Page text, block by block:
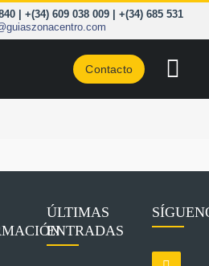
| +(34) 609 038 009 | +(34) 685 531
Contacto
ÚLTIMAS
ENTRADAS